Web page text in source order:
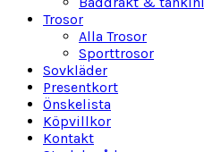
Trosor
Alla Trosor
Sporttrosor
Sovkläder
Presentkort
Önskelista
Köpvillkor
Kontakt